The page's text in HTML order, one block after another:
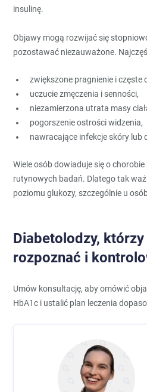
insulinę.
Objawy mogą rozwijać się
pozostawać niezauważone.
zwiększone pragnienie i częste
uczucie zmęczenia i senności,
niezamierzona utrata masy
pogorszenie ostrości widzenia,
nawracające infekcje skóry lub
Wiele osób dowiaduje się o
rutynowych badań. Dlatego tak
poziomu glukozy, szczególnie u
Diabetolodzy,
rozpoznać i
Umów konsultację, aby omówić
HbA1c i ustalić plan leczenia